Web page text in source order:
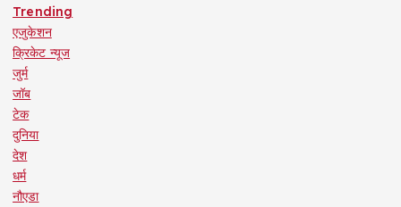
Trending
एजुकेशन
क्रिकेट न्यूज
जुर्म
जॉब
टेक
दुनिया
देश
धर्म
नौएडा